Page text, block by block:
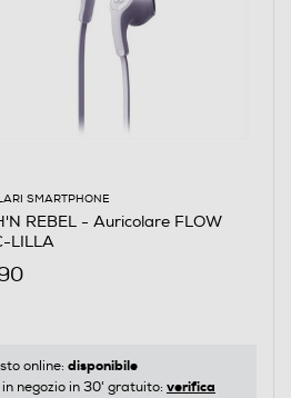
SMARTPHONE
REBEL - Auricolare FLOW
LILLA
online: disponibile
negozio in 30' gratuito: verifica